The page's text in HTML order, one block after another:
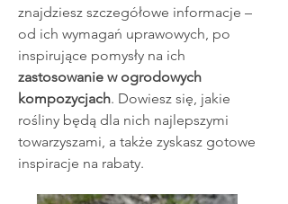
znajdziesz szczegółowe informacje –
od ich wymagań uprawowych, po
inspirujące pomysły na ich
zastosowanie w ogrodowych
kompozycjach. Dowiesz się, jakie
rośliny będą dla nich najlepszymi
towarzyszami, a także zyskasz gotowe
inspiracje na rabaty.